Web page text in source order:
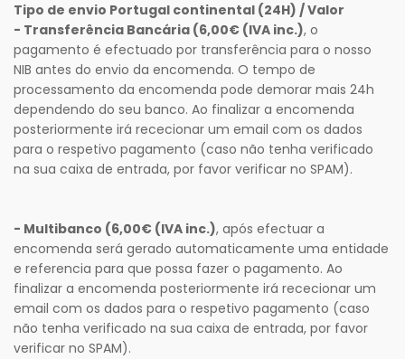
Tipo de envio Portugal continental (24H) / Valor
- Transferência Bancária (6,00€ (IVA inc.), o
pagamento é efectuado por transferência para o nosso
NIB antes do envio da encomenda. O tempo de
processamento da encomenda pode demorar mais 24h
dependendo do seu banco. Ao finalizar a encomenda
posteriormente irá rececionar um email com os dados
para o respetivo pagamento (caso não tenha verificado
na sua caixa de entrada, por favor verificar no SPAM).
- Multibanco (6,00€ (IVA inc.), após efectuar a
encomenda será gerado automaticamente uma entidade
e referencia para que possa fazer o pagamento. Ao
finalizar a encomenda posteriormente irá rececionar um
email com os dados para o respetivo pagamento (caso
não tenha verificado na sua caixa de entrada, por favor
verificar no SPAM).